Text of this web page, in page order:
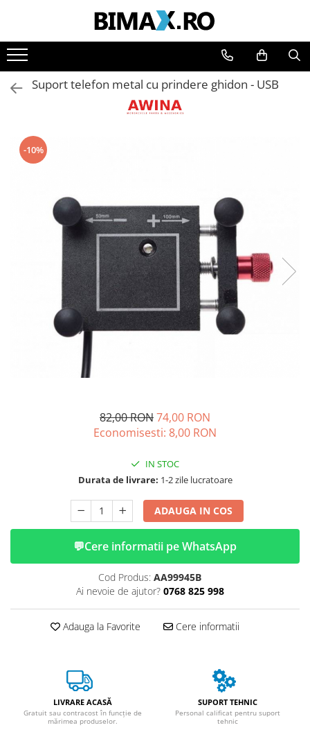
Toate Produsele
Triciclete Electrice
⬇ TIPURI
➔ Acoperita
➔ Adulti - Fara permis
➔ Adulti - cu Cabina
➔ Cu 3 Roti
➔ Cu Cabina
➔ Cu Cabina fara Permis
➔ Cu Cabina Inchisa
➔ Cu Remorca
➔ Cu Remorca Fara Permis
➔ Cu Volan
PIESE DE SCHIMB
Baterii
Incarcatoare
ACCESORII
Masini Electrice
Masina Electrica RDB
Masina Electrica Arora
Suport telefon metal cu prindere ghidon - USB
-10%
82,00 RON74,00 RON
Economisesti: 8,00 RON
IN STOC
Durata de livrare: 1-2 zile lucratoare
ADAUGA IN COS
💬Cere informatii pe WhatsApp
Cod Produs: AA99945B
Ai nevoie de ajutor? 0768 825 998
Adauga la Favorite Cere informatii
LIVRARE ACASĂ
Gratuit sau contracost în funcție de
mărimea produselor.
SUPORT TEHNIC
Personal calificat pentru suport
tehnic